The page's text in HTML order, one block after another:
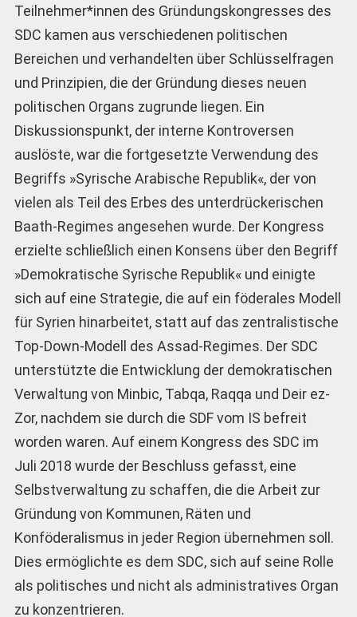
Teilnehmer*innen des Gründungskongresses des
SDC kamen aus verschiedenen politischen
Bereichen und verhandelten über Schlüsselfragen
und Prinzipien, die der Gründung dieses neuen
politischen Organs zugrunde liegen. Ein
Diskussionspunkt, der interne Kontroversen
auslöste, war die fortgesetzte Verwendung des
Begriffs »Syrische Arabische Republik«, der von
vielen als Teil des Erbes des unterdrückerischen
Baath-Regimes angesehen wurde. Der Kongress
erzielte schließlich einen Konsens über den Begriff
»Demokratische Syrische Republik« und einigte
sich auf eine Strategie, die auf ein föderales Modell
für Syrien hinarbeitet, statt auf das zentralistische
Top-Down-Modell des Assad-Regimes. Der SDC
unterstützte die Entwicklung der demokratischen
Verwaltung von Minbic, ­Tabqa, Raqqa und Deir ez-
Zor, nachdem sie durch die SDF vom IS befreit
worden waren. Auf einem Kongress des SDC im
Juli 2018 wurde der Beschluss gefasst, eine
Selbstverwaltung zu schaffen, die die Arbeit zur
Gründung von Kommunen, Räten und
Konföderalismus in jeder Region übernehmen soll.
Dies ermöglichte es dem SDC, sich auf seine Rolle
als politisches und nicht als administratives Organ
zu konzentrieren.